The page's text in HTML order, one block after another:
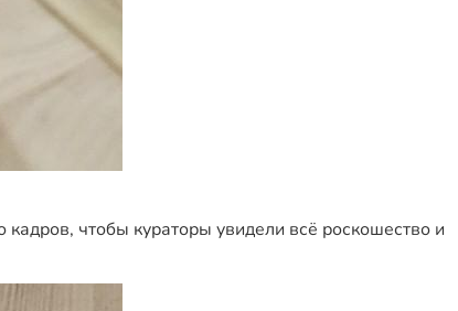
чтобы кураторы увидели всё роскошество и